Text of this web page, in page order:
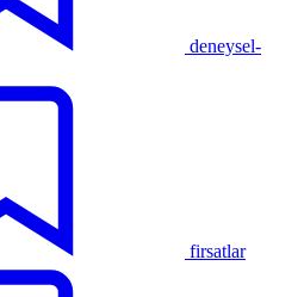
deneysel-
firsatlar